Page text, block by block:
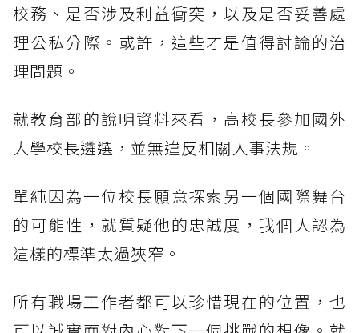
校務、是否涉及利益衝突，以及是否妥善處
理公私分際。或許，這些才是值得討論的治
理問題。
就教育部的說明資料來看，高校長參加國外
大學校長遴選，並無違反相關人事法規。
單純因為一位校長願意探索另一個國際舞台
的可能性，就質疑他的忠誠度，我個人認為
這樣的標準太過狹窄。
所有職場工作者都可以珍惜現在的位置，也